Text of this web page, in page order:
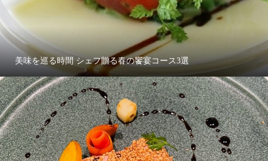
美味を巡る時間 シェフ贈る春の饗宴コース3選